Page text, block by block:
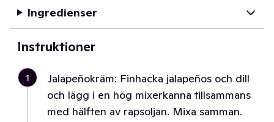
Ingredienser
Instruktioner
1
Jalapeñokräm: Finhacka jalapeños och dill
och lägg i en hög mixerkanna tillsammans
med hälften av rapsoljan. Mixa samman.